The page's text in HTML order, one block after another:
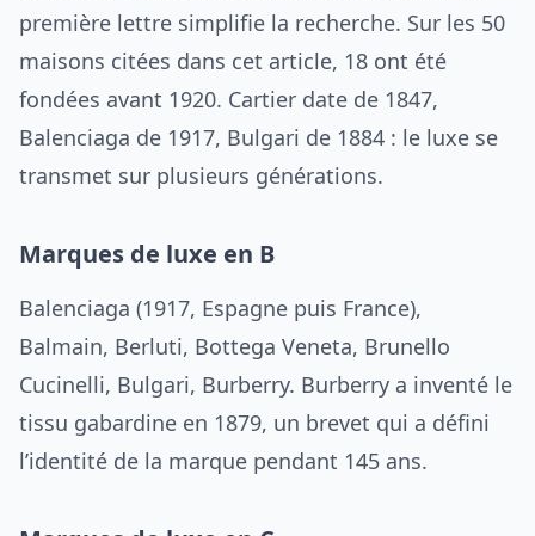
première lettre simplifie la recherche. Sur les 50
maisons citées dans cet article, 18 ont été
fondées avant 1920. Cartier date de 1847,
Balenciaga de 1917, Bulgari de 1884 : le luxe se
transmet sur plusieurs générations.
Marques de luxe en B
Balenciaga (1917, Espagne puis France),
Balmain, Berluti, Bottega Veneta, Brunello
Cucinelli, Bulgari, Burberry. Burberry a inventé le
tissu gabardine en 1879, un brevet qui a défini
l’identité de la marque pendant 145 ans.